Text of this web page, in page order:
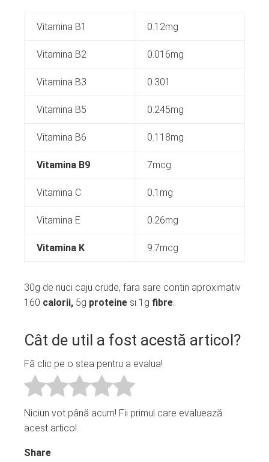
Vitamina B1 0.12mg
Vitamina B2 0.016mg
Vitamina B3 0.301
Vitamina B5 0.245mg
Vitamina B6 0.118mg
Vitamina B9 7mcg
Vitamina C 0.1mg
Vitamina E 0.26mg
Vitamina K 9.7mcg
30g de nuci caju crude, fara sare contin aproximativ
160 calorii, 5g proteine si 1g fibre
Cât de util a fost acestă articol?
Fă clic pe o stea pentru a evalua!
Niciun vot până acum! Fii primul care evaluează
acest articol.
Share